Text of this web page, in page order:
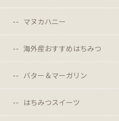
マヌカハニー
海外産おすすめはちみつ
バター＆マーガリン
はちみつスイーツ